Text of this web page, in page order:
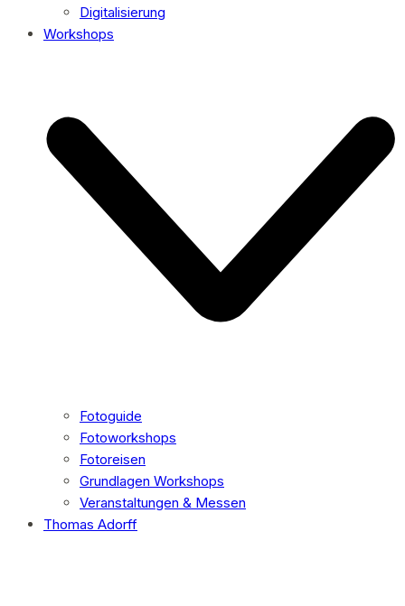
Digitalisierung
Workshops
Fotoguide
Fotoworkshops
Fotoreisen
Grundlagen Workshops
Veranstaltungen & Messen
Thomas Adorff